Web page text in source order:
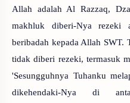
Allah adalah Al Razzaq,
makhluk diberi-Nya rezeki
beribadah kepada Allah SWT.
tidak diberi rezeki, termasuk
'Sesungguhnya Tuhanku
dikehendaki-Nya di